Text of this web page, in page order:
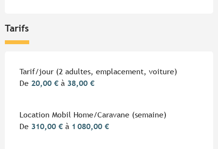
Tarifs
Tarifs 2026
Tarif/jour (2 adultes, emplacement, voiture)
De 20,00 € à 38,00 €
Location Mobil Home/Caravane (semaine)
De 310,00 € à 1 080,00 €